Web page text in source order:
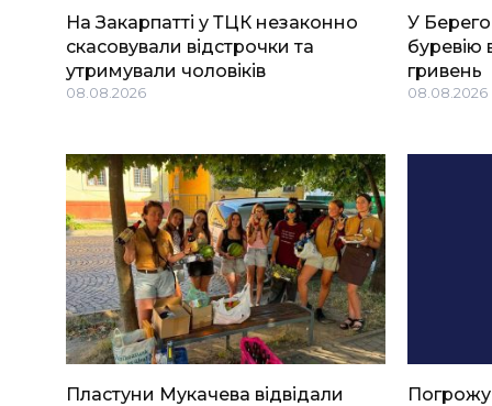
На Закарпатті у ТЦК незаконно
скасовували відстрочки та
утримували чоловіків
08.08.2026
У
буревію
гривень
08.08.2026
Пластуни Мукачева відвідали